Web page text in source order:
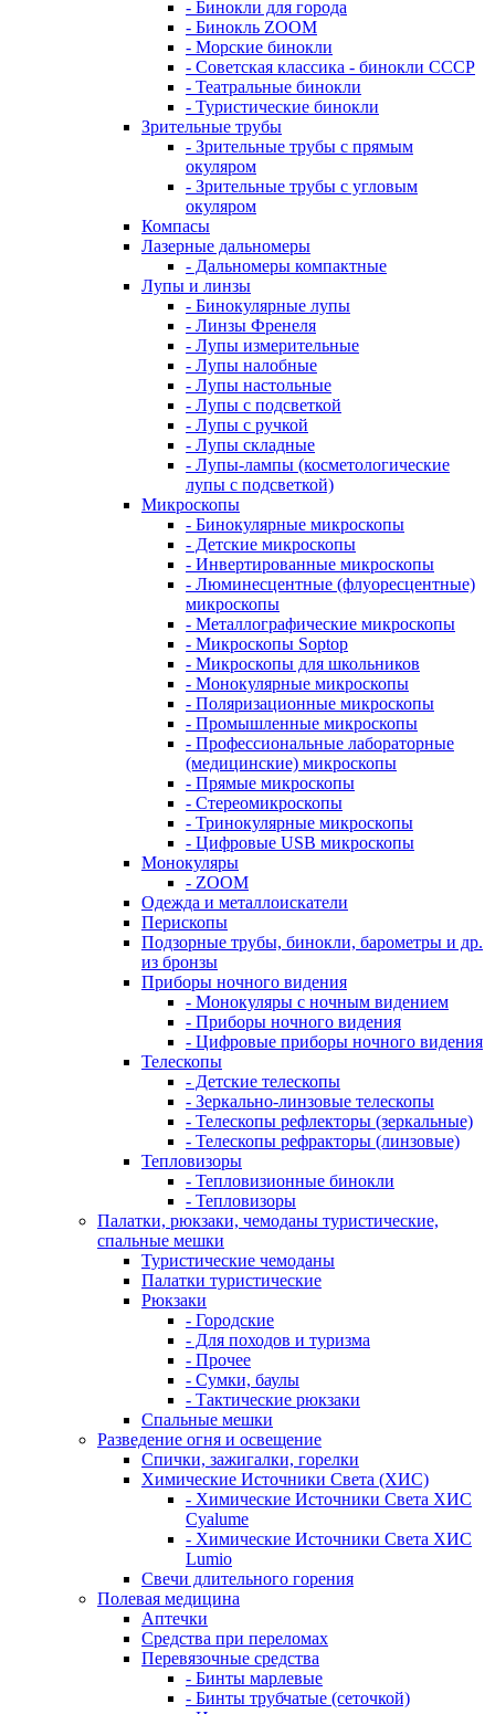
- Бинокли для города
- Бинокль ZOOM
- Морские бинокли
- Советская классика - бинокли СССР
- Театральные бинокли
- Туристические бинокли
Зрительные трубы
- Зрительные трубы с прямым
окуляром
- Зрительные трубы с угловым
окуляром
Компасы
Лазерные дальномеры
- Дальномеры компактные
Лупы и линзы
- Бинокулярные лупы
- Линзы Френеля
- Лупы измерительные
- Лупы налобные
- Лупы настольные
- Лупы с подсветкой
- Лупы с ручкой
- Лупы складные
- Лупы-лампы (косметологические
лупы с подсветкой)
Микроскопы
- Бинокулярные микроскопы
- Детские микроскопы
- Инвертированные микроскопы
- Люминесцентные (флуоресцентные)
микроскопы
- Металлографические микроскопы
- Микроскопы Soptop
- Микроскопы для школьников
- Монокулярные микроскопы
- Поляризационные микроскопы
- Промышленные микроскопы
- Профессиональные лабораторные
(медицинские) микроскопы
- Прямые микроскопы
- Стереомикроскопы
- Тринокулярные микроскопы
- Цифровые USB микроскопы
Монокуляры
- ZOOM
Одежда и металлоискатели
Перископы
Подзорные трубы, бинокли, барометры и др.
из бронзы
Приборы ночного видения
- Монокуляры с ночным видением
- Приборы ночного видения
- Цифровые приборы ночного видения
Телескопы
- Детские телескопы
- Зеркально-линзовые телескопы
- Телескопы рефлекторы (зеркальные)
- Телескопы рефракторы (линзовые)
Тепловизоры
- Тепловизионные бинокли
- Тепловизоры
Палатки, рюкзаки, чемоданы туристические,
спальные мешки
Туристические чемоданы
Палатки туристические
Рюкзаки
- Городские
- Для походов и туризма
- Прочее
- Сумки, баулы
- Тактические рюкзаки
Спальные мешки
Разведение огня и освещение
Спички, зажигалки, горелки
Химические Источники Света (ХИС)
- Химические Источники Света ХИС
Cyalume
- Химические Источники Света ХИС
Lumio
Свечи длительного горения
Полевая медицина
Аптечки
Средства при переломах
Перевязочные средства
- Бинты марлевые
- Бинты трубчатые (сеточкой)